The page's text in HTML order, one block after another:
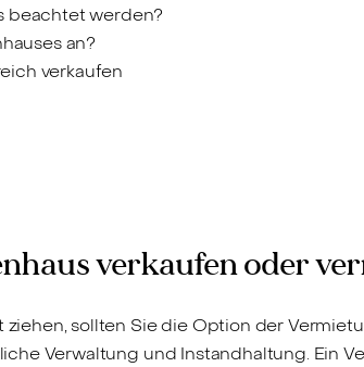
beachtet werden?
an?
verkaufen
verkaufen oder
sollten Sie die Option der
Verwaltung und Instandhaltung. Ein